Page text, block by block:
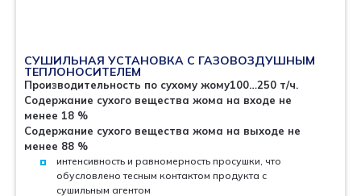
СУШИЛЬНАЯ УСТАНОВКА С ГАЗОВОЗДУШНЫМ
ТЕПЛОНОСИТЕЛЕМ
Производительность по сухому жому100…250 т/ч.
Содержание сухого вещества жома на входе не
менее 18 %
Содержание сухого вещества жома на выходе не
менее 88 %
интенсивность и равномерность просушки, что
обусловлено тесным контактом продукта с
сушильным агентом